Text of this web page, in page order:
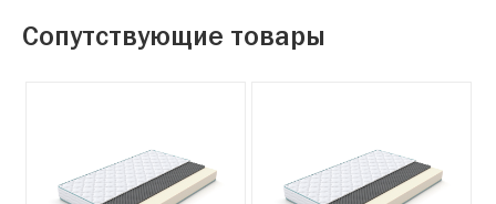
Сопутствующие товары